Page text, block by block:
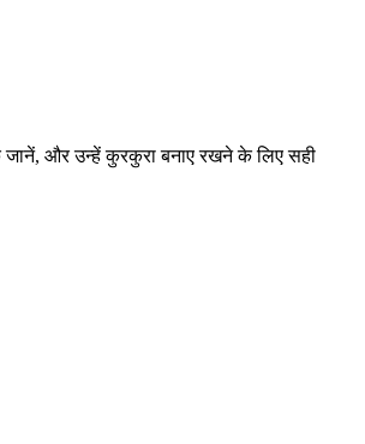
और उन्हें कुरकुरा बनाए रखने के लिए सही